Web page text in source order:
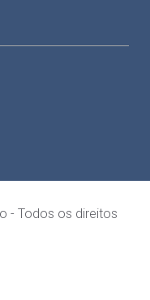
- Todos os direitos